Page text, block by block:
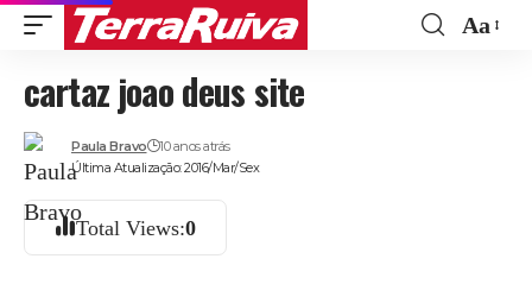
Aa
cartaz joao deus site
Última Atualização: 2016/Mar/Sex
Paula Bravo 10 anos atrás
Total Views:0